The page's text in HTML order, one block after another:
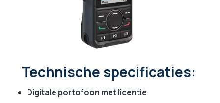
Technische specificaties:
Digitale portofoon met licentie